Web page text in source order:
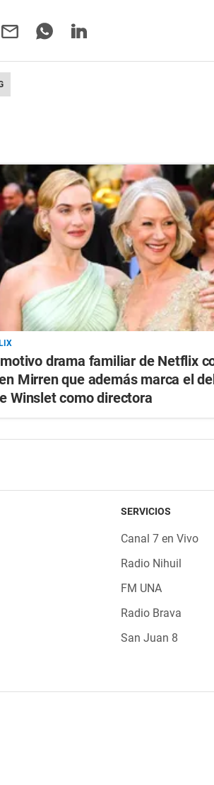
drama familiar de Netflix
Mirren que además marca el
Winslet como directora
SERVICIOS
Canal 7 en Vivo
Radio Nihuil
FM UNA
Radio Brava
San Juan 8